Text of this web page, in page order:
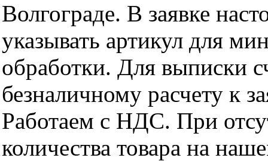
Волгограде. В заявке
указывать артикул для
обработки. Для выписки
безналичному расчету к
Работаем с НДС. При
количества товара на